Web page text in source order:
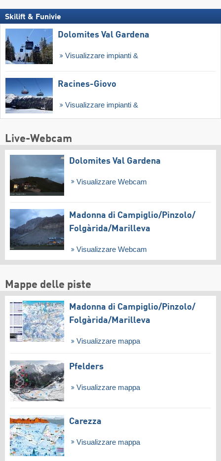
Skilift & Funivie
Dolomites Val Gardena
Visualizzare impianti &
Racines-Giovo
Visualizzare impianti &
Live-Webcam
Dolomites Val Gardena
Visualizzare Webcam
Madonna di Campiglio/​Pinzolo/​
Folgàrida/​Marilleva
Visualizzare Webcam
Mappe delle piste
Madonna di Campiglio/​Pinzolo/​
Folgàrida/​Marilleva
Visualizzare mappa
Pfelders
Visualizzare mappa
Carezza
Visualizzare mappa